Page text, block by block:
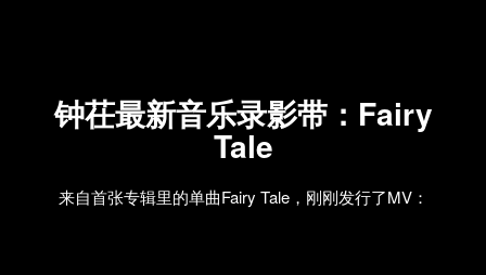
钟茌最新音乐录影带：Fairy
Tale
来自首张专辑里的单曲Fairy Tale，刚刚发行了MV：